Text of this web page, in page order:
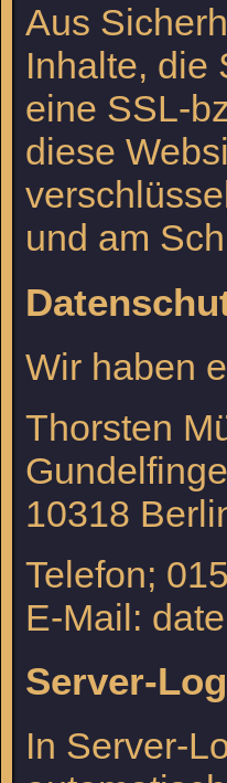
Aus
Inhalte, die
eine SSL-
diese
und am
Wir haben
Thorsten
10318
Telefon;
E-Mail:
Server-
In Server-